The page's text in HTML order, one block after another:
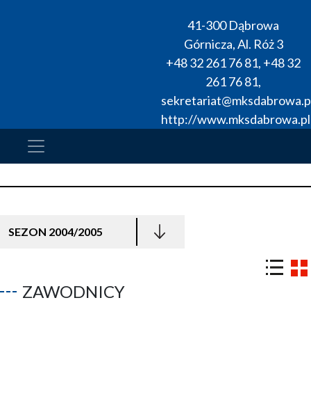
41-300 Dąbrowa
Górnicza,Al. Róż 3
+48 32 261 76 81, +48 32
261 76 81,
http://www.mksdabrowa.pl
SEZON 2004/2005
ZAWODNICY